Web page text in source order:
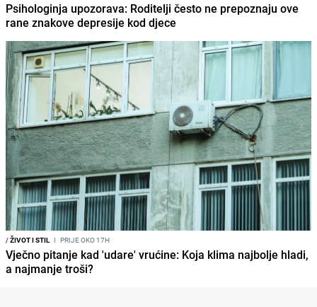
Psihologinja upozorava: Roditelji često ne prepoznaju ove
rane znakove depresije kod djece
/ŽIVOT I STIL I PRIJE OKO 17H
Vječno pitanje kad 'udare' vrućine: Koja klima najbolje hladi,
a najmanje troši?